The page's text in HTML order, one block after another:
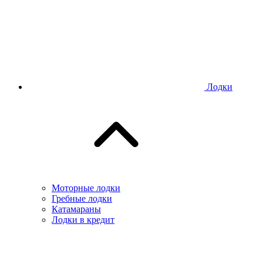
Лодки
Моторные лодки
Гребные лодки
Катамараны
Лодки в кредит